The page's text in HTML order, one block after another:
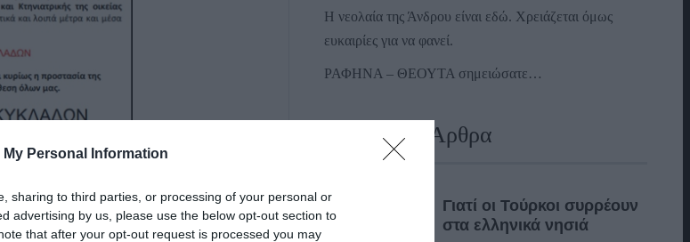
My Personal Information
sharing to third parties, or processing of your personal or
advertising by us, please use the below opt-out section to
that after your opt-out request is processed you may
Η νεολαία της Άνδρου είναι εδώ. Χρειάζεται όμως
ευκαιρίες για να φανεί.
ΡΑΦΗΝΑ – ΘΕΟΥΤΑ σημειώσατε…
Πρόσφατα Άρθρα
Γιατί οι Τούρκοι συρρέουν
στα ελληνικά νησιά